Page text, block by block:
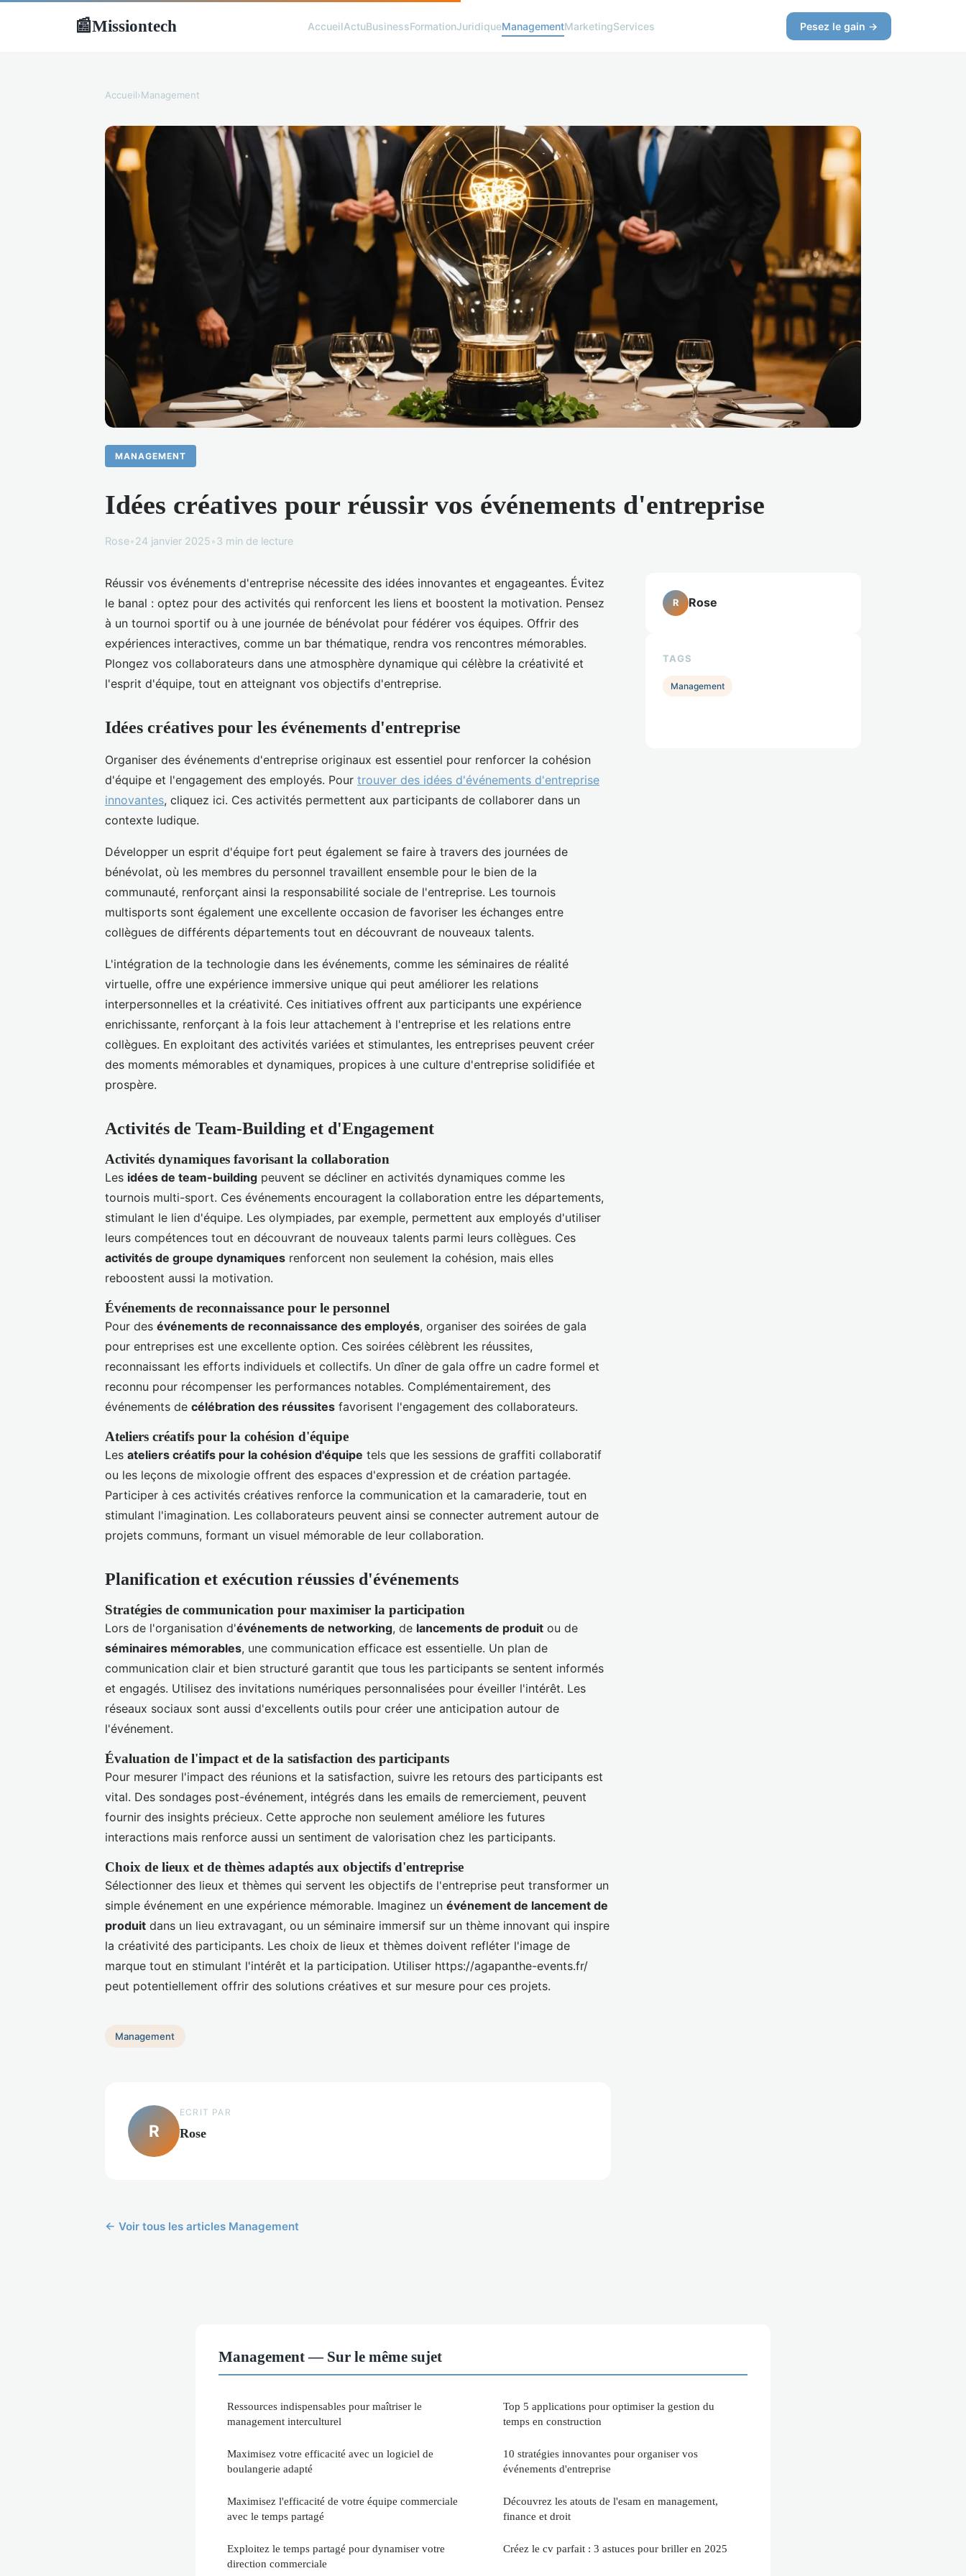
📰Missiontech AccueilActuBusinessFormationJuridiqueManagementMarketingServices Pesez le gain →
Accueil›Management
MANAGEMENT
Idées créatives pour réussir vos événements d'entreprise
Rose•24 janvier 2025•3 min de lecture
Réussir vos événements d'entreprise nécessite des idées innovantes et engageantes. Évitez
le banal : optez pour des activités qui renforcent les liens et boostent la motivation. Pensez
à un tournoi sportif ou à une journée de bénévolat pour fédérer vos équipes. Offrir des
expériences interactives, comme un bar thématique, rendra vos rencontres mémorables.
Plongez vos collaborateurs dans une atmosphère dynamique qui célèbre la créativité et
l'esprit d'équipe, tout en atteignant vos objectifs d'entreprise.
Idées créatives pour les événements d'entreprise
Organiser des événements d'entreprise originaux est essentiel pour renforcer la cohésion
d'équipe et l'engagement des employés. Pour trouver des idées d'événements d'entreprise
innovantes, cliquez ici. Ces activités permettent aux participants de collaborer dans un
contexte ludique.
Développer un esprit d'équipe fort peut également se faire à travers des journées de
bénévolat, où les membres du personnel travaillent ensemble pour le bien de la
communauté, renforçant ainsi la responsabilité sociale de l'entreprise. Les tournois
multisports sont également une excellente occasion de favoriser les échanges entre
collègues de différents départements tout en découvrant de nouveaux talents.
L'intégration de la technologie dans les événements, comme les séminaires de réalité
virtuelle, offre une expérience immersive unique qui peut améliorer les relations
interpersonnelles et la créativité. Ces initiatives offrent aux participants une expérience
enrichissante, renforçant à la fois leur attachement à l'entreprise et les relations entre
collègues. En exploitant des activités variées et stimulantes, les entreprises peuvent créer
des moments mémorables et dynamiques, propices à une culture d'entreprise solidifiée et
prospère.
Activités de Team-Building et d'Engagement
Activités dynamiques favorisant la collaboration
Les idées de team-building peuvent se décliner en activités dynamiques comme les
tournois multi-sport. Ces événements encouragent la collaboration entre les départements,
stimulant le lien d'équipe. Les olympiades, par exemple, permettent aux employés d'utiliser
leurs compétences tout en découvrant de nouveaux talents parmi leurs collègues. Ces
activités de groupe dynamiques renforcent non seulement la cohésion, mais elles
reboostent aussi la motivation.
Événements de reconnaissance pour le personnel
Pour des événements de reconnaissance des employés, organiser des soirées de gala
pour entreprises est une excellente option. Ces soirées célèbrent les réussites,
reconnaissant les efforts individuels et collectifs. Un dîner de gala offre un cadre formel et
reconnu pour récompenser les performances notables. Complémentairement, des
événements de célébration des réussites favorisent l'engagement des collaborateurs.
Ateliers créatifs pour la cohésion d'équipe
Les ateliers créatifs pour la cohésion d'équipe tels que les sessions de graffiti collaboratif
ou les leçons de mixologie offrent des espaces d'expression et de création partagée.
Participer à ces activités créatives renforce la communication et la camaraderie, tout en
stimulant l'imagination. Les collaborateurs peuvent ainsi se connecter autrement autour de
projets communs, formant un visuel mémorable de leur collaboration.
Planification et exécution réussies d'événements
Stratégies de communication pour maximiser la participation
Lors de l'organisation d'événements de networking, de lancements de produit ou de
séminaires mémorables, une communication efficace est essentielle. Un plan de
communication clair et bien structuré garantit que tous les participants se sentent informés
et engagés. Utilisez des invitations numériques personnalisées pour éveiller l'intérêt. Les
réseaux sociaux sont aussi d'excellents outils pour créer une anticipation autour de
l'événement.
Évaluation de l'impact et de la satisfaction des participants
Pour mesurer l'impact des réunions et la satisfaction, suivre les retours des participants est
vital. Des sondages post-événement, intégrés dans les emails de remerciement, peuvent
fournir des insights précieux. Cette approche non seulement améliore les futures
interactions mais renforce aussi un sentiment de valorisation chez les participants.
Choix de lieux et de thèmes adaptés aux objectifs d'entreprise
Sélectionner des lieux et thèmes qui servent les objectifs de l'entreprise peut transformer un
simple événement en une expérience mémorable. Imaginez un événement de lancement de
produit dans un lieu extravagant, ou un séminaire immersif sur un thème innovant qui inspire
la créativité des participants. Les choix de lieux et thèmes doivent refléter l'image de
marque tout en stimulant l'intérêt et la participation. Utiliser https://agapanthe-events.fr/
peut potentiellement offrir des solutions créatives et sur mesure pour ces projets.
Management
R
ECRIT PAR
Rose
← Voir tous les articles Management
R Rose
TAGS
Management
Management — Sur le même sujet
Ressources indispensables pour maîtriser le
management interculturel
Maximisez votre efficacité avec un logiciel de
boulangerie adapté
Maximisez l'efficacité de votre équipe commerciale
avec le temps partagé
Exploitez le temps partagé pour dynamiser votre
direction commerciale
Top 5 applications pour optimiser la gestion du
temps en construction
10 stratégies innovantes pour organiser vos
événements d'entreprise
Découvrez les atouts de l'esam en management,
finance et droit
Créez le cv parfait : 3 astuces pour briller en 2025